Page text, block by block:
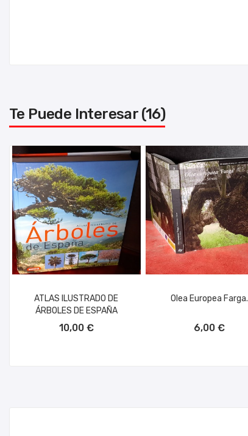
Te Puede Interesar (16)
ATLAS ILUSTRADO DE
ÁRBOLES DE ESPAÑA
10,00 €
Olea Europea Farga.
6,00 €